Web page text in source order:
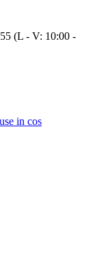
(L - V: 10:00 -
in cos